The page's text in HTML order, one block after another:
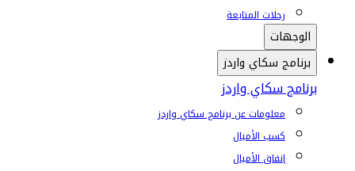
رحلات المتابعة
الوجهات
برنامج سكاي واردز
برنامج سكاي واردز
معلومات عن برنامج سكاي واردز
كسب الأميال
إنفاق الأميال